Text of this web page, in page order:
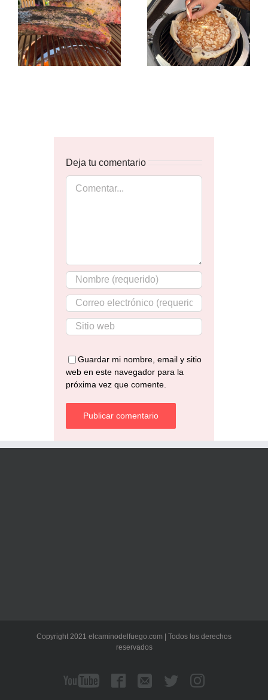
Deja tu comentario
Comentar
Guardar mi nombre, email y sitio
web en este navegador para la
próxima vez que comente.
Copyright 2021 elcaminodelfuego.com | Todos los derechos
reservados
YouTubeFacebook
CorreoTwitterInstagram